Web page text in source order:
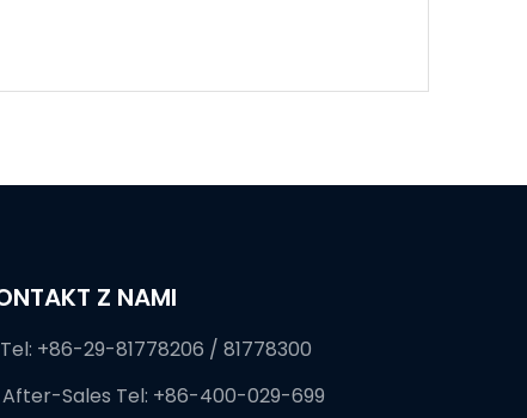
Z NAMI
Tel: +86-29-81778206 / 81778300
After-Sales Tel: +86-400-029-699